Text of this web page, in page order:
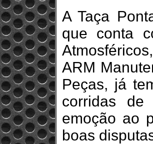
A Taça
que conta
ARM
Peças, já
corridas
emoção ao
boas